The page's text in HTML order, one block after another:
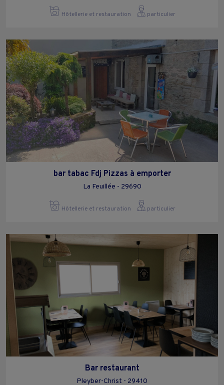
Hôtellerie et restauration particulier
bar tabac Fdj Pizzas à emporter
La Feuillée - 29690
Hôtellerie et restauration particulier
Bar restaurant
Pleyber-Christ - 29410